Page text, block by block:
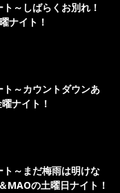
～しばらくお別れ！
ナイト！
～カウントダウンあ
ナイト！
～まだ梅雨は明けな
MAOの土曜日ナイト！